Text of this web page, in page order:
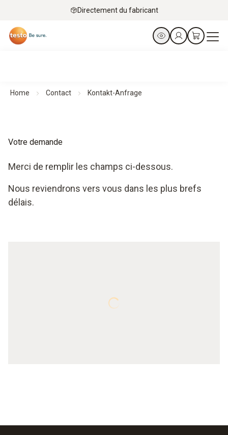
Directement du fabricant
Home Contact Kontakt-Anfrage
Votre demande
Merci de remplir les champs ci-dessous.
Nous reviendrons vers vous dans les plus brefs
délais.